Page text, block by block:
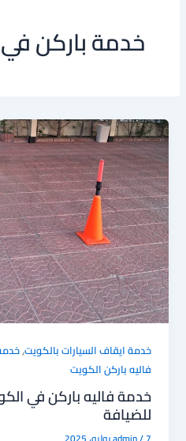
خدمة باركن
خدمة ايقاف السيارات بالكويت,
فاليه باركن الكويت
للضيافة